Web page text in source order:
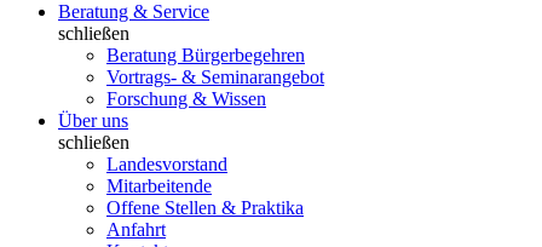
Beratung & Service
schließen
Beratung Bürgerbegehren
Vortrags- & Seminarangebot
Forschung & Wissen
Über uns
schließen
Landesvorstand
Mitarbeitende
Offene Stellen & Praktika
Anfahrt